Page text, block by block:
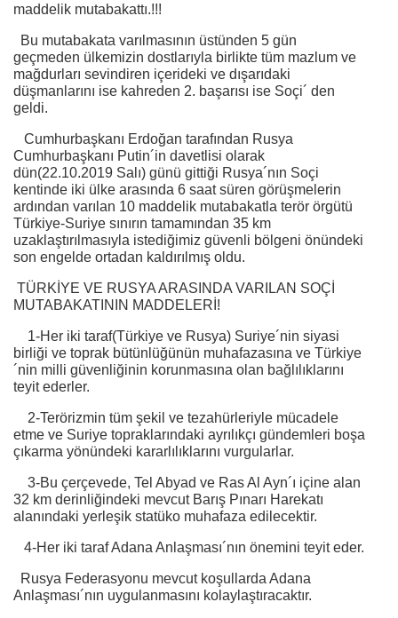
maddelik mutabakattı.!!!
Bu mutabakata varılmasının üstünden 5 gün
geçmeden ülkemizin dostlarıyla birlikte tüm mazlum ve
mağdurları sevindiren içerideki ve dışarıdaki
düşmanlarını ise kahreden 2. başarısı ise Soçi´ den
geldi.
Cumhurbaşkanı Erdoğan tarafından Rusya
Cumhurbaşkanı Putin´in davetlisi olarak
dün(22.10.2019 Salı) günü gittiği Rusya´nın Soçi
kentinde iki ülke arasında 6 saat süren görüşmelerin
ardından varılan 10 maddelik mutabakatla terör örgütü
Türkiye-Suriye sınırın tamamından 35 km
uzaklaştırılmasıyla istediğimiz güvenli bölgeni önündeki
son engelde ortadan kaldırılmış oldu.
TÜRKİYE VE RUSYA ARASINDA VARILAN SOÇİ
MUTABAKATININ MADDELERİ!
1-Her iki taraf(Türkiye ve Rusya) Suriye´nin siyasi
birliği ve toprak bütünlüğünün muhafazasına ve Türkiye
´nin milli güvenliğinin korunmasına olan bağlılıklarını
teyit ederler.
2-Terörizmin tüm şekil ve tezahürleriyle mücadele
etme ve Suriye topraklarındaki ayrılıkçı gündemleri boşa
çıkarma yönündeki kararlılıklarını vurgularlar.
3-Bu çerçevede, Tel Abyad ve Ras Al Ayn´ı içine alan
32 km derinliğindeki mevcut Barış Pınarı Harekatı
alanındaki yerleşik statüko muhafaza edilecektir.
4-Her iki taraf Adana Anlaşması´nın önemini teyit eder.
Rusya Federasyonu mevcut koşullarda Adana
Anlaşması´nın uygulanmasını kolaylaştıracaktır.